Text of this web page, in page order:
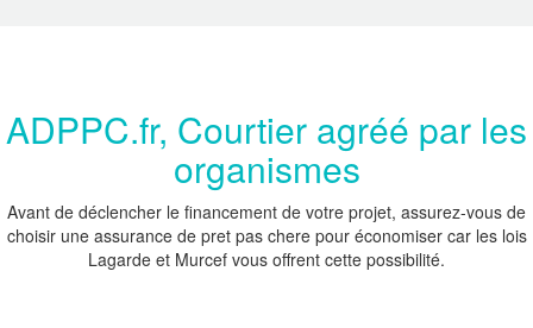
ADPPC.fr, Courtier agréé par les
organismes
Avant de déclencher le financement de votre projet, assurez-vous de
choisir une assurance de pret pas chere pour économiser car les lois
Lagarde et Murcef vous offrent cette possibilité.